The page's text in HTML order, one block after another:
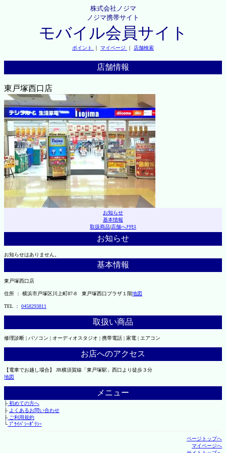
株式会社ノジマ
ノジマ携帯サイト
モバイル会員サイト
ポイント ｜ マイページ ｜ 店舗検索
店舗情報
東戸塚西口店
お知らせ
基本情報
取扱商品|店舗へｱｸｾｽ
お知らせ
お知らせはありません。
基本情報
東戸塚西口店
住所 ： 横浜市戸塚区川上町87-8 東戸塚西口プラザ１階地図
TEL ： 0458293811
取扱い商品
修理診断 | パソコン | オーディオスタジオ | 携帯電話 | 家電 | エアコン
お店へのアクセス
【電車でお越し場合】 JR横須賀線「東戸塚駅」西口より徒歩３分
地図
メニュー
├初めての方へ
├ よくあるお問い合わせ
├ご利用規約
└ﾌﾟﾗｲﾊﾞｼｰﾎﾟﾘｼｰ
ページトップへ
マイページへ